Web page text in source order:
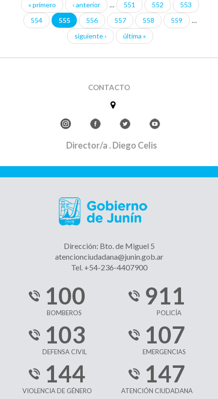
Páginas
« primero ‹ anterior … 551 552
553
554
555 556 557 558 559
…
siguiente ›
última »
CONTACTO
Director/a . Diego Celis
Dirección: Bto. de Miguel 5
atencionciudadana@junin.gob.ar
Tel. +54-236-4407900
100
BOMBEROS
911
POLICÍA
103
DEFENSA CIVIL
107
EMERGENCIAS
144
VIOLENCIA DE GÉNERO
147
ATENCIÓN CIUDADANA